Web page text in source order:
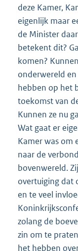
deze Kamer,
eigenlijk maar
de Minister
betekent dit?
komen?
onderwereld
hebben op het
toekomst van
Kunnen ze nu
Wat gaat er
Kamer was om
naar de
bovenwereld.
overtuiging dat
en te veel
zolang de
zin om te
het hebben